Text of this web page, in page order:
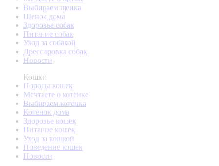
Выбираем щенка
Щенок дома
Здоровье собак
Питание собак
Уход за собакой
Дрессировка собак
Новости
Кошки
Породы кошек
Мечтаете о котенке
Выбираем котенка
Котенок дома
Здоровье кошек
Питание кошек
Уход за кошкой
Поведение кошек
Новости